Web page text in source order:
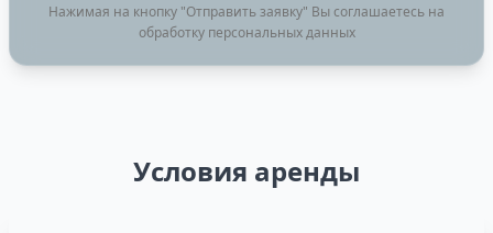
Нажимая на кнопку "Отправить заявку" Вы соглашаетесь на
обработку персональных данных
Условия аренды